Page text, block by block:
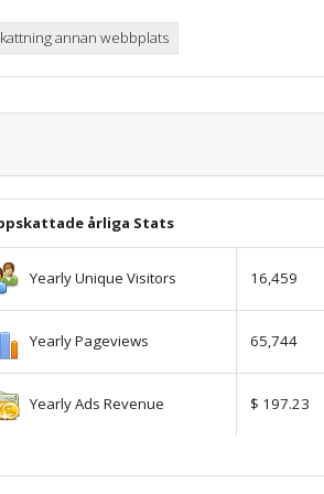
annan webbplats
årliga Stats
Yearly Unique Visitors 16,459
Yearly Pageviews 65,744
Yearly Ads Revenue $ 197.23